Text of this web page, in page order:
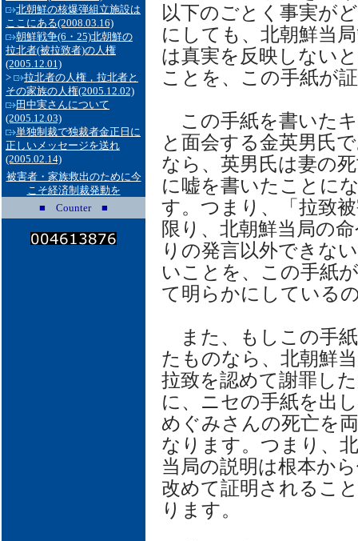
北朝鮮の核爆弾組立施設は
ここにある(2008.03.16)
朝鮮戦争(6・25)北朝鮮の
拉北者(被拉致者)の人権
(2005.12.01)
>
拉北者の人権，拉北者と
その家族の人権(2005.12.02)
田中実さんについて
(2005.12.03)
単独制裁で独裁者金正日に
正しいメッセージを送れ
(2005.02.14)
被害者・家族救出のために今
こそ経済制裁発動を
■ Counter ■
以下のごとく事実が
にしても、北朝鮮当
は真実を反映しない
ことを、この手紙が
この手紙を書いた
と面会する金英男氏
なら、英男氏は妻の
に嘘を書いたことに
す。つまり、「拉致
限り、北朝鮮当局の
りの発言以外できな
いことを、この手紙
て明らかにしている
また、もしこの手
たものなら、北朝鮮
拉致を認めて謝罪し
に、ニセの手紙を出
めぐみさんの死亡を
なります。つまり、
当局の説明は根本か
改めて証明されるこ
ります。